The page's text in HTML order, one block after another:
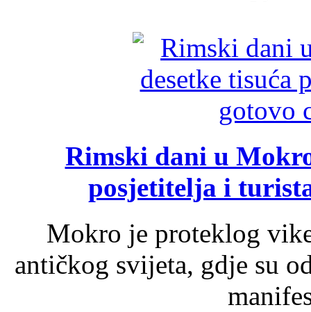
Rimski dani u
posjetitelja i
Mokro je proteklog
antičkog svijeta, gdje su